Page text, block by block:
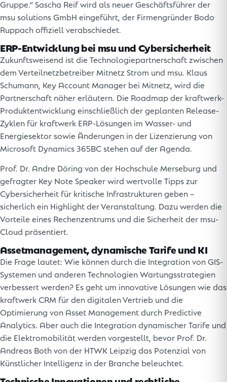
Gruppe.“ Sascha Reif wird als neuer Geschäftsführer der
msu solutions GmbH eingeführt, der Firmengründer Bodo
Ruppach offiziell verabschiedet.
ERP-Entwicklung bei msu und Cybersicherheit
Zukunftsweisend ist die Technologiepartnerschaft zwischen
dem Verteilnetzbetreiber Mitnetz Strom und msu. Klaus
Schumann, Key Account Manager bei Mitnetz, wird die
Partnerschaft näher erläutern. Die Roadmap der kraftwerk-
Produktentwicklung einschließlich der geplanten Release-
Zyklen für kraftwerk ERP-Lösungen im Wasser- und
Energiesektor sowie Änderungen in der Lizenzierung von
Microsoft Dynamics 365BC stehen auf der Agenda.
Prof. Dr. Andre Döring von der Hochschule Merseburg und
gefragter Key Note Speaker wird wertvolle Tipps zur
Cybersicherheit für kritische Infrastrukturen geben –
sicherlich ein Highlight der Veranstaltung. Dazu werden die
Vorteile eines Rechenzentrums und die Sicherheit der msu-
Cloud präsentiert.
Assetmanagement, dynamische Tarife und KI
Die Frage lautet: Wie können durch die Integration von GIS-
Systemen und anderen Technologien Wartungsstrategien
verbessert werden? Es geht um innovative Lösungen wie das
kraftwerk CRM für den digitalen Vertrieb und die
Optimierung von Asset Management durch Predictive
Analytics. Aber auch die Integration dynamischer Tarife und
die Elektromobilität werden vorgestellt, bevor Prof. Dr.
Andreas Both von der HTWK Leipzig das Potenzial von
Künstlicher Intelligenz in der Branche beleuchtet.